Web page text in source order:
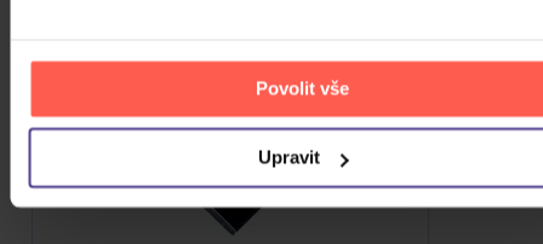
Povolit vše
Upravit